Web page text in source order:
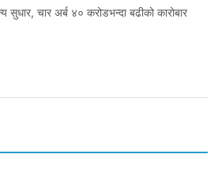
सुधार, चार अर्ब ४० करोडभन्दा बढीको कारोबार